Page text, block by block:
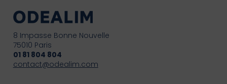
8 Impasse Bonne Nouvelle
75010 Paris
01 81 804 804
contact@odealim.com